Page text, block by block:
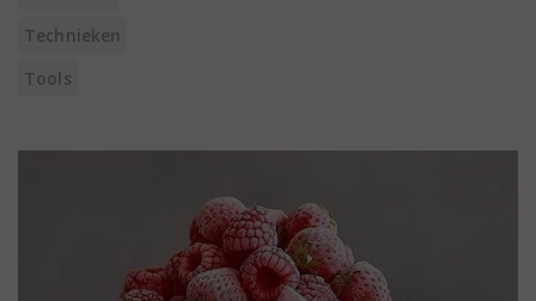
Technieken
Tools